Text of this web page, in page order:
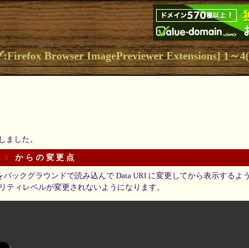
Browser ImagePreviewer Extensions] 1～
ました。
からの変更点
ックグラウンドで読み込んで Data URI に変更してから表示するよ
ティレベルが変更されないようになります。